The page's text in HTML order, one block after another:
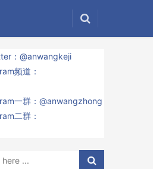
：@anwangkeji
频道：
一群：@anwangzhong
二群：